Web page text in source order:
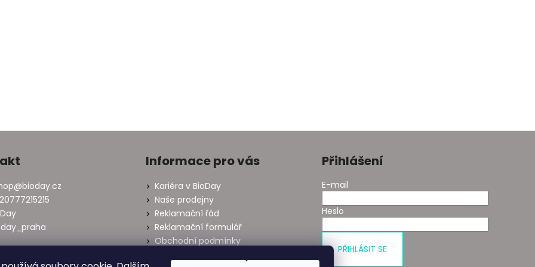
@bioday.cz
Informace pro vás
Kariéra v BioDay
Naše prodejny
Reklamační řád
Reklamační formulář
Obchodní podmínky
Přihlášení
E-mail
Heslo
PŘIHLÁSIT SE